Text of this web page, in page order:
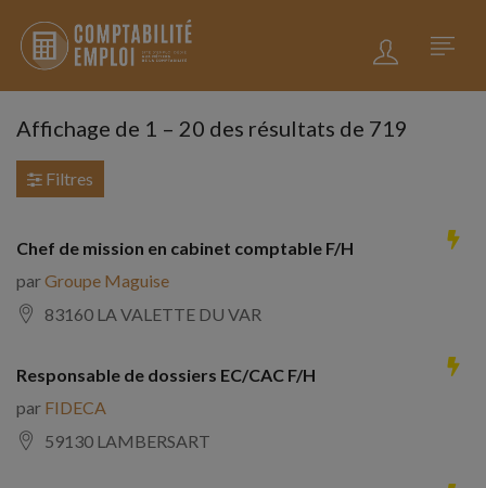
Affichage de 1 – 20 des résultats de 719
Filtres
Chef de mission en cabinet comptable F/H
parGroupe Maguise
83160 LA VALETTE DU VAR
Responsable de dossiers EC/CAC F/H
par FIDECA
59130 LAMBERSART